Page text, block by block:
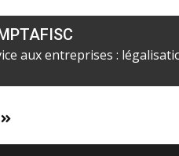
aux entreprises :